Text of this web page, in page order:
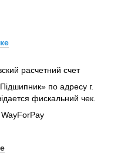
расчетний счет
по адресу г.
фискальний чек.